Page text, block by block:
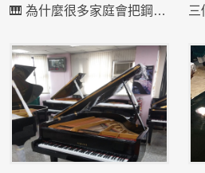
🎹 為什麼很多家庭會把鋼琴
很多鋼琴其實不是壞掉，而
是因為：
小孩長大不彈了
搬家沒空間
家裡重新裝潢
所以才會選擇 鋼琴回收。
其實很多鋼琴整理後仍然可
三
以
①